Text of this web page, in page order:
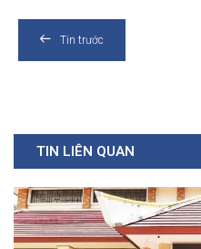
Tin trước
TIN LIÊN QUAN